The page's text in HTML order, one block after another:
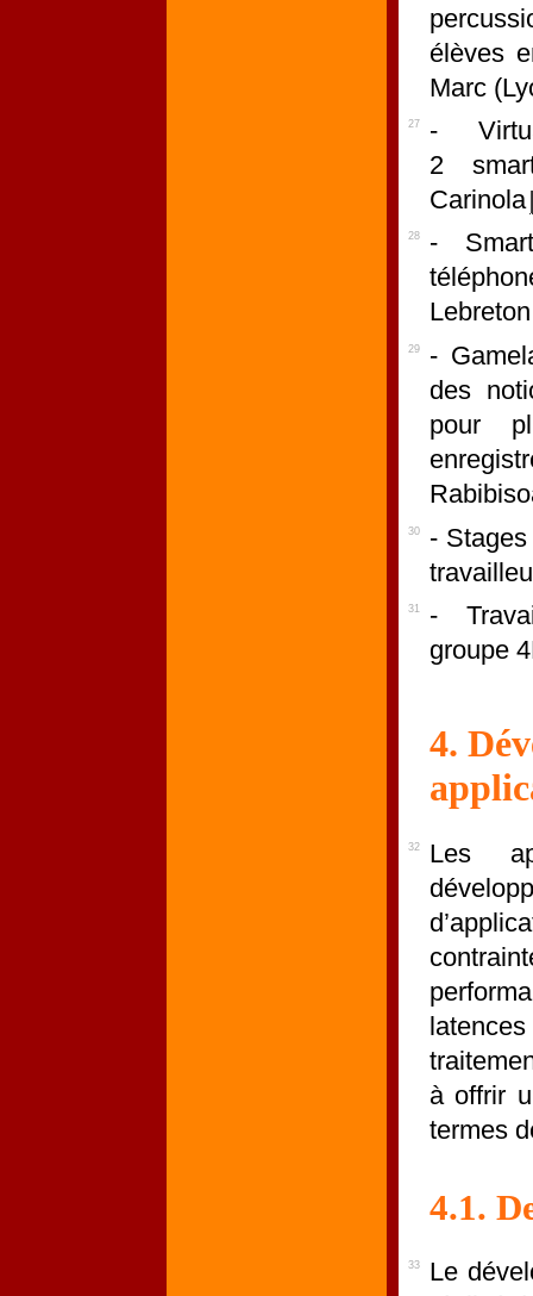
élèves
Marc
27
-
2
Carinola
28
-
Lebreton
29
-
des
pour
30
-
31
-
groupe
4.
32
Les
à offrir
termes
4.1.
33
Le